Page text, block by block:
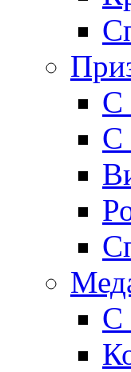
С
С
С